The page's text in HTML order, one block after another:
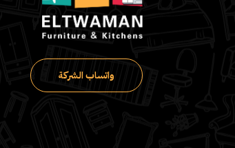
واتساب الشركة